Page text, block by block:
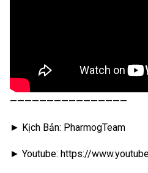
————————————————
► Kịch Bản: PharmogTeam
► Youtube: https://